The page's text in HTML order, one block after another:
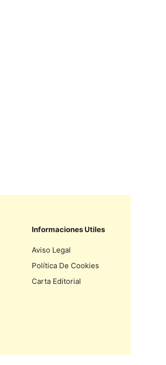
Informaciones Utiles
Aviso Legal
Política De Cookies
Carta Editorial